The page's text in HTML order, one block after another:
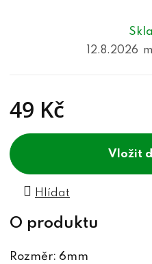
12.8.2026
49 Kč
Hlídat
Rozměr: 6mm